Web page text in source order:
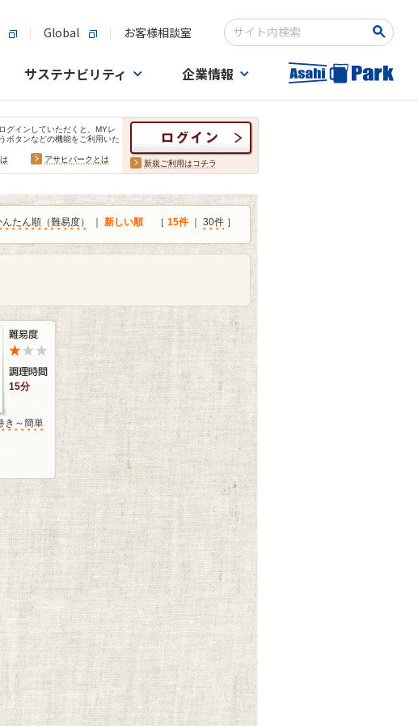
Global お客様相談室
検索キーワード入力
サステナビリティ 企業情報
グインしていただくと、MYレ
ボタンなどの機能をご利用いた
アサヒパークとは 新規ご利用はコチラ
んたん順（難易度） 新しい順 ［ 15件｜ 30件 ］
15分
き～簡単